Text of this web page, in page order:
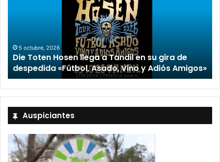
5 octubre, 2026
Die Toten Hosen llega a Tandil en su gira de
despedida «Fútbol, Asado, Vino y Adiós Amigos»
Auspiciantes